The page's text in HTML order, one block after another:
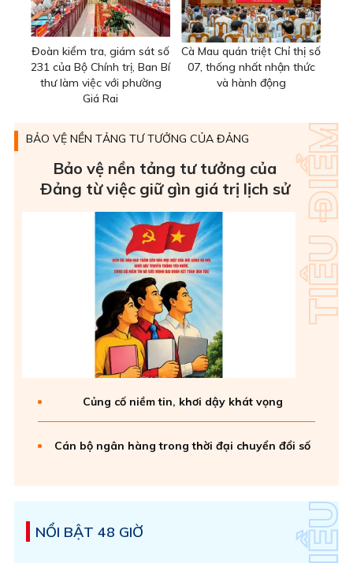
Đoàn kiểm tra, giám sát số
231 của Bộ Chính trị, Ban Bí
thư làm việc với phường
Giá Rai
Cà Mau quán triệt Chỉ thị số
07, thống nhất nhận thức
và hành động
BẢO VỆ NỀN TẢNG TƯ TƯỞNG CỦA ĐẢNG
Bảo vệ nền tảng tư tưởng của
Ðảng từ việc giữ gìn giá trị lịch sử
Củng cố niềm tin, khơi dậy khát vọng
Cán bộ ngân hàng trong thời đại chuyển đổi số
NỔI BẬT 48 GIỜ